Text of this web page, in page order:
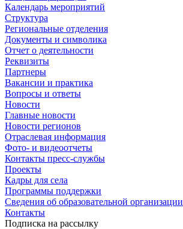
Календарь мероприятий
Структура
Региональные отделения
Документы и символика
Отчет о деятельности
Реквизиты
Партнеры
Вакансии и практика
Вопросы и ответы
Новости
Главные новости
Новости регионов
Отраслевая информация
Фото- и видеоотчеты
Контакты пресс-службы
Проекты
Кадры для села
Программы поддержки
Сведения об образовательной организации
Контакты
Подписка на рассылку